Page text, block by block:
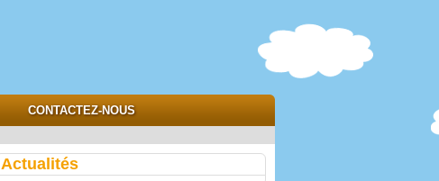
CONTACTEZ-NOUS
Actualités